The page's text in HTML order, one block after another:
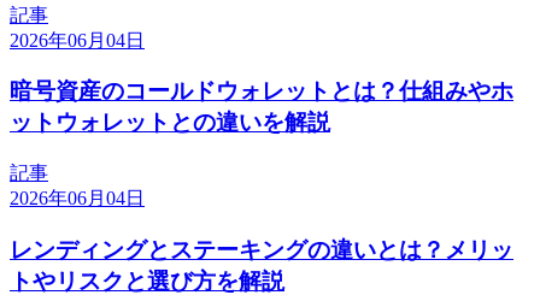
記事
2026年06月04日
暗号資産のコールドウォレットとは？仕組みやホ
ットウォレットとの違いを解説
記事
2026年06月04日
レンディングとステーキングの違いとは？メリッ
トやリスクと選び方を解説